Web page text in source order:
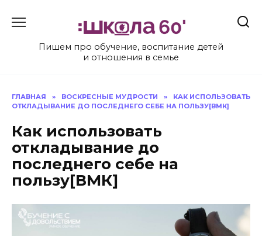
Пишем про обучение, воспитание детей
и отношения в семье
ГЛАВНАЯ » ВОСКРЕСНЫЕ МУДРОСТИ »
КАК ИСПОЛЬЗОВАТЬ
ОТКЛАДЫВАНИЕ ДО ПОСЛЕДНЕГО СЕБЕ НА ПОЛЬЗУ[ВМК]
Как использовать
откладывание до
последнего себе на
пользу[ВМК]